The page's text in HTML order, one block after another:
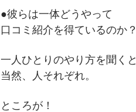
●彼らは一体どうやって
口コミ紹介を得ているのか？
一人ひとりのやり方を聞くと
当然、人それぞれ。
ところが！